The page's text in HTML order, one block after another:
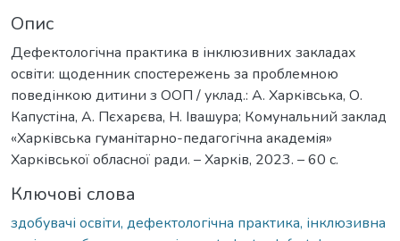
Опис
Дефектологічна практика в інклюзивних закладах
освіти: щоденник спостережень за проблемною
поведінкою дитини з ООП / уклад.: А. Харківська, О.
Капустіна, А. Пєхарєва, Н. Івашура; Комунальний заклад
«Харківська гуманітарно-педагогічна академія»
Харківської обласної ради. – Харків, 2023. – 60 с.
Ключові слова
здобувачі освіти, дефектологічна практика, інклюзивна